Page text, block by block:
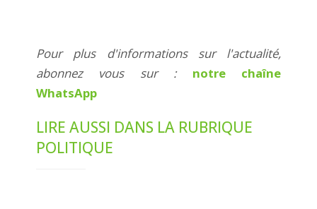
Pour plus d'informations sur l'actualité,
abonnez vous sur : notre chaîne
WhatsApp
LIRE AUSSI DANS LA RUBRIQUE
POLITIQUE